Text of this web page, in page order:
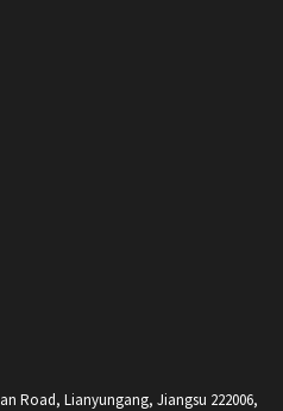
Road, Lianyungang, Jiangsu 222006,